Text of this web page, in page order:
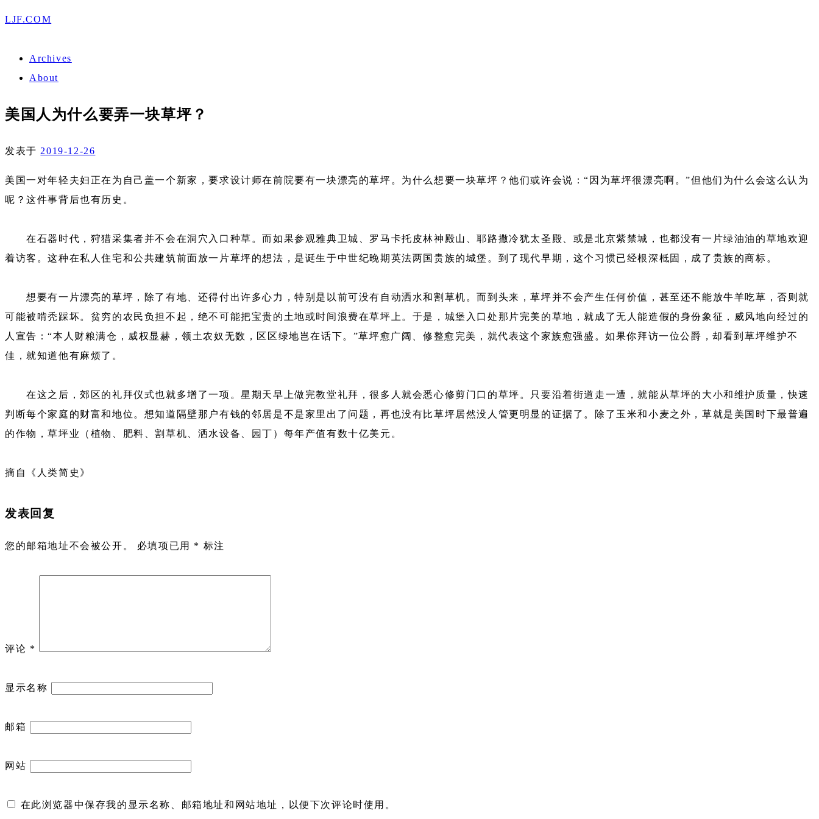
LJF.COM
Archives
About
美国人为什么要弄一块草坪？
发表于 2019-12-26
美国一对年轻夫妇正在为自己盖一个新家，要求设计师在前院要有一块漂亮的草坪。为什么想要一块草坪？他们或许会说：“因为草坪很漂亮啊。”但他们为什么会这么认为
呢？这件事背后也有历史。
在石器时代，狩猎采集者并不会在洞穴入口种草。而如果参观雅典卫城、罗马卡托皮林神殿山、耶路撒冷犹太圣殿、或是北京紫禁城，也都没有一片绿油油的草地欢迎
着访客。这种在私人住宅和公共建筑前面放一片草坪的想法，是诞生于中世纪晚期英法两国贵族的城堡。到了现代早期，这个习惯已经根深柢固，成了贵族的商标。
想要有一片漂亮的草坪，除了有地、还得付出许多心力，特别是以前可没有自动洒水和割草机。而到头来，草坪并不会产生任何价值，甚至还不能放牛羊吃草，否则就
可能被啃秃踩坏。贫穷的农民负担不起，绝不可能把宝贵的土地或时间浪费在草坪上。于是，城堡入口处那片完美的草地，就成了无人能造假的身份象征，威风地向经过的
人宣告：“本人财粮满仓，威权显赫，领土农奴无数，区区绿地岂在话下。”草坪愈广阔、修整愈完美，就代表这个家族愈强盛。如果你拜访一位公爵，却看到草坪维护不
佳，就知道他有麻烦了。
在这之后，郊区的礼拜仪式也就多增了一项。星期天早上做完教堂礼拜，很多人就会悉心修剪门口的草坪。只要沿着街道走一遭，就能从草坪的大小和维护质量，快速
判断每个家庭的财富和地位。想知道隔壁那户有钱的邻居是不是家里出了问题，再也没有比草坪居然没人管更明显的证据了。除了玉米和小麦之外，草就是美国时下最普遍
的作物，草坪业（植物、肥料、割草机、洒水设备、园丁）每年产值有数十亿美元。
摘自《人类简史》
发表回复
您的邮箱地址不会被公开。 必填项已用 * 标注
评论 *
显示名称
邮箱
网站
在此浏览器中保存我的显示名称、邮箱地址和网站地址，以便下次评论时使用。